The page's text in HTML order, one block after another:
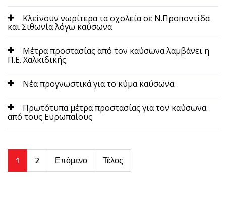
Κλείνουν νωρίτερα τα σχολεία σε Ν.Προποντίδα
και Σιθωνία λόγω καύσωνα
Μέτρα προστασίας από τον καύσωνα λαμβάνει η
Π.Ε. Χαλκιδικής
Νέα προγνωστικά για το κύμα καύσωνα
Πρωτότυπα μέτρα προστασίας για τον καύσωνα
από τους Ευρωπαίους
1 2 Επόμενο Τέλος